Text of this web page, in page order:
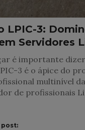
LPIC-3:
Servidores
é importante
3 é o ápice do
multinível
de profissionais